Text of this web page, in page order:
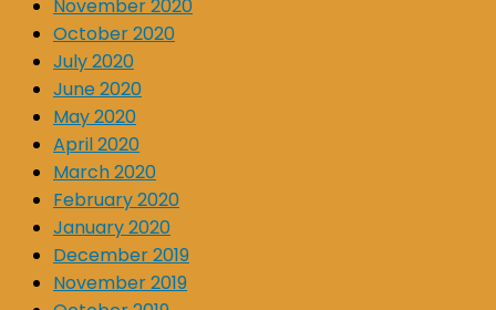
November 2020
October 2020
July 2020
June 2020
May 2020
April 2020
March 2020
February 2020
January 2020
December 2019
November 2019